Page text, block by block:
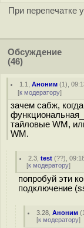
При перепечатке
Обсуждение
(46)
1.1 ,Аноним (1),
[к модератору]
зачем сабж,
тайловые WM,
WM.
2.3 ,test (??),
[к модератору]
попробуй эти
подключение
3.28 ,Аноним (
[к модератору]